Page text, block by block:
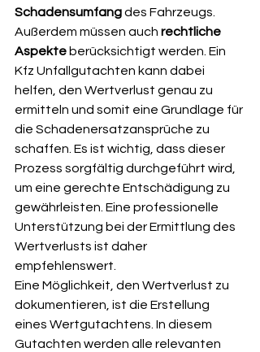
Schadensumfang des Fahrzeugs.
Außerdem müssen auch rechtliche
Aspekte berücksichtigt werden. Ein
Kfz Unfallgutachten kann dabei
helfen, den Wertverlust genau zu
ermitteln und somit eine Grundlage für
die Schadenersatzansprüche zu
schaffen. Es ist wichtig, dass dieser
Prozess sorgfältig durchgeführt wird,
um eine gerechte Entschädigung zu
gewährleisten. Eine professionelle
Unterstützung bei der Ermittlung des
Wertverlusts ist daher
empfehlenswert.
Eine Möglichkeit, den Wertverlust zu
dokumentieren, ist die Erstellung
eines Wertgutachtens. In diesem
Gutachten werden alle relevanten